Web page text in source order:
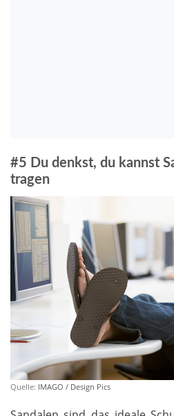
#5 Du denkst, du kannst
tragen
Quelle: IMAGO / Design Pics